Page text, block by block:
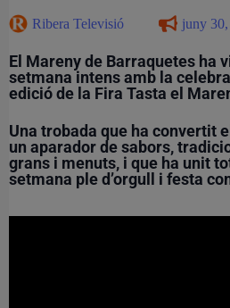
Ribera Televisió juny
El Mareny de Barraquetes ha
setmana intens amb la
edició de la Fira Tasta el
Una trobada que ha convertit
un aparador de sabors,
grans i menuts, i que ha unit
setmana ple d’orgull i festa